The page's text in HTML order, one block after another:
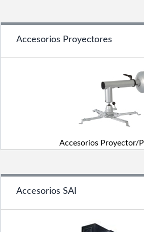
Accesorios Proyectores
Accesorios Proyector/
Accesorios SAI